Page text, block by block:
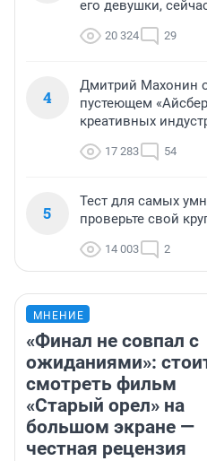
его девушки,
20 324 29
4
Дмитрий Махонин
пустеющем
креативных
17 283 54
5
Тест для самых
проверьте свой
14 003 2
МНЕНИЕ
«Финал не совпал с
ожиданиями»:
смотреть фильм
«Старый орел» на
большом экране —
честная рецензия